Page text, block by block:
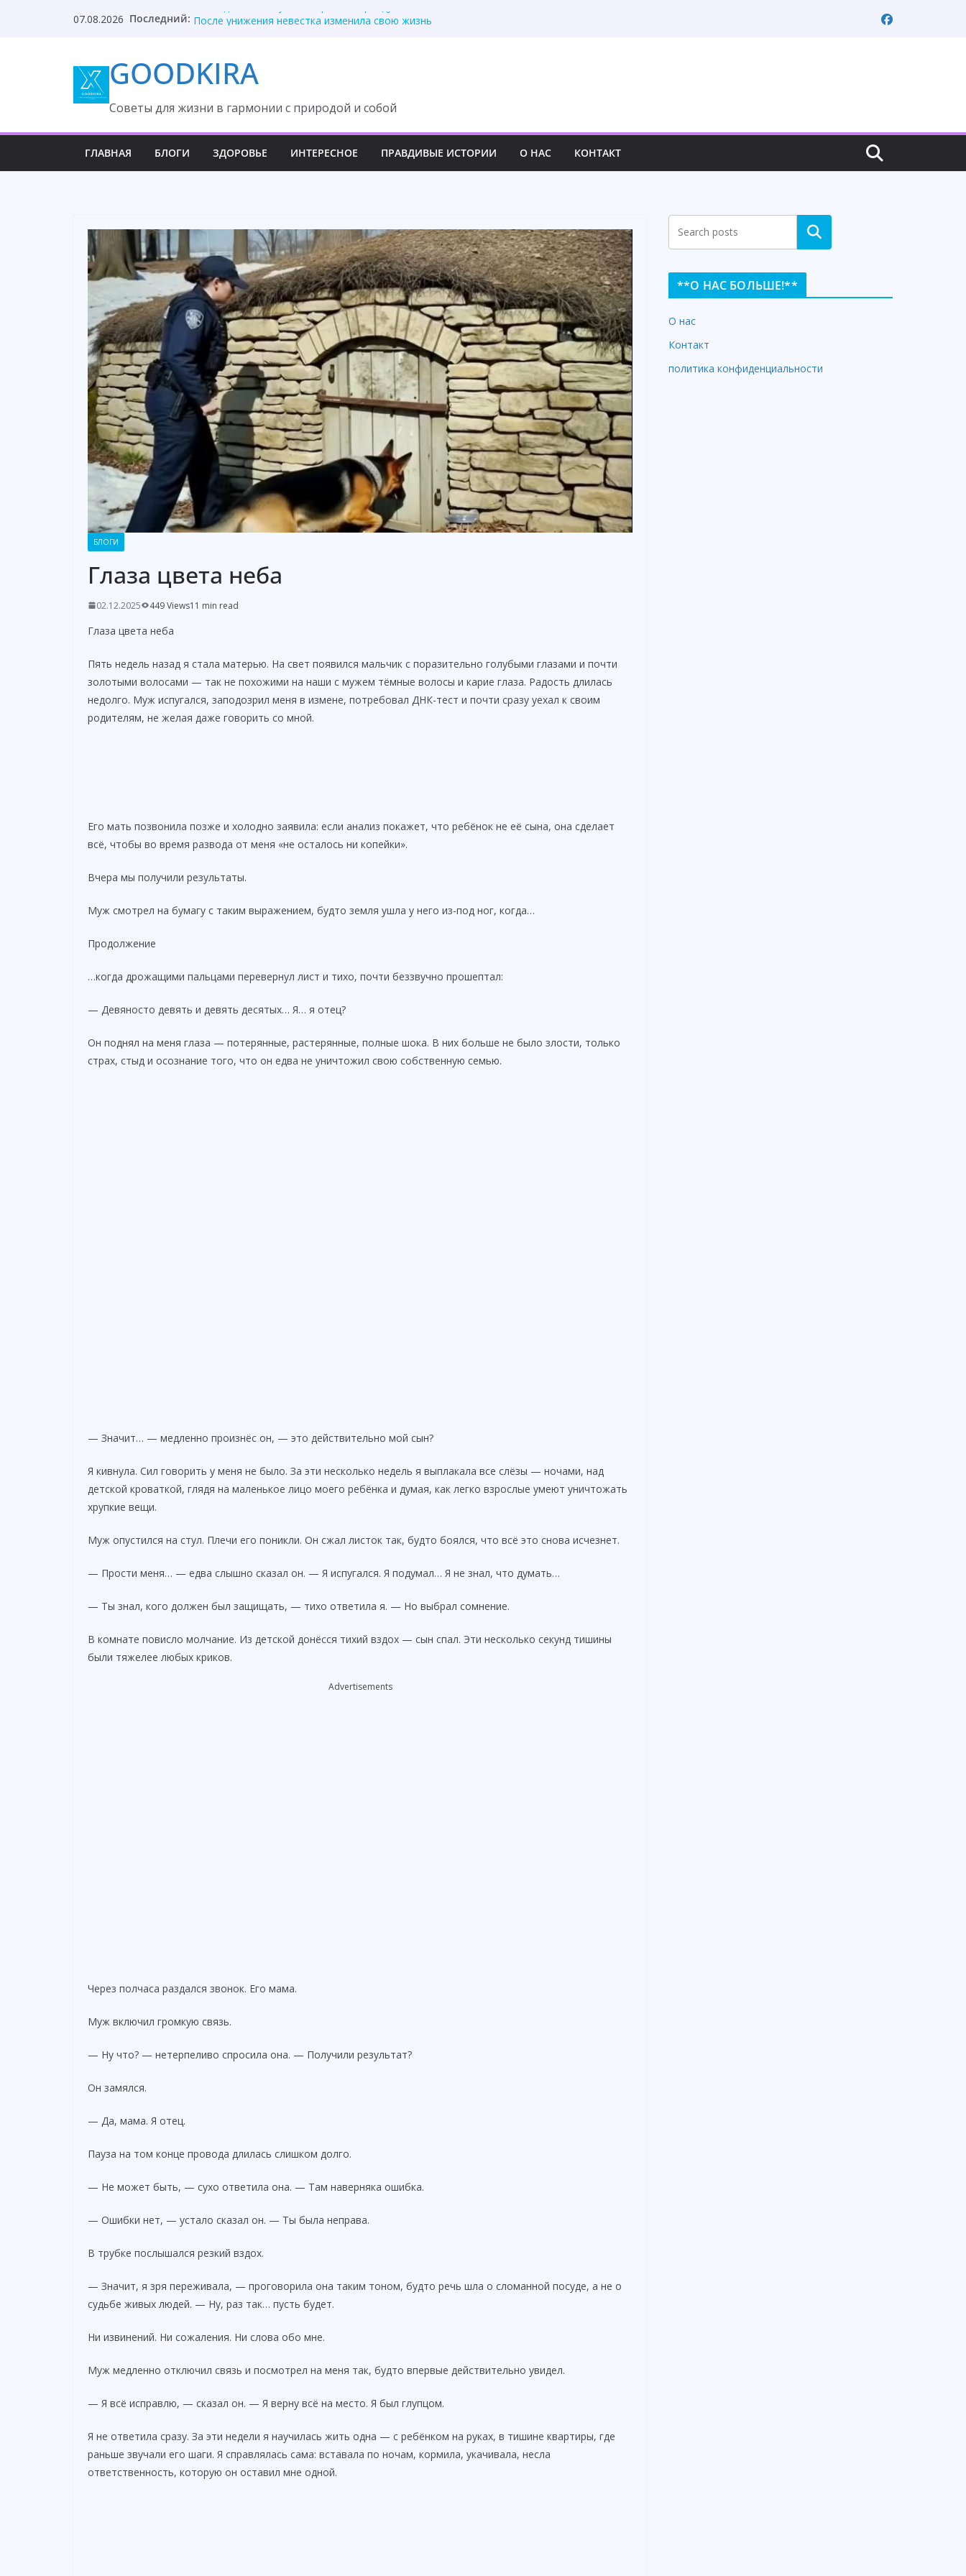
07.08.2026 Последний: Она ждала измену, но встретила правду
Они забыли, кто оплатил роскошный вечер
Один торт изменил судьбу семьи навсегда
GOODKIRA
Cоветы для жизни в гармонии с природой и собой
ГЛАВНАЯ БЛОГИ ЗДОРОВЬЕ ИНТЕРЕСНОЕ ПРАВДИВЫЕ ИСТОРИИ О НАС КОНТАКТ
БЛОГИ
Глаза цвета неба
02.12.2025 449 Views11 min read
Глаза цвета неба
Пять недель назад я стала матерью. На свет появился мальчик с поразительно голубыми глазами и почти
золотыми волосами — так не похожими на наши с мужем тёмные волосы и карие глаза. Радость длилась
недолго. Муж испугался, заподозрил меня в измене, потребовал ДНК-тест и почти сразу уехал к своим
родителям, не желая даже говорить со мной.
Его мать позвонила позже и холодно заявила: если анализ покажет, что ребёнок не её сына, она сделает
всё, чтобы во время развода от меня «не осталось ни копейки».
Вчера мы получили результаты.
Муж смотрел на бумагу с таким выражением, будто земля ушла у него из-под ног, когда…
Продолжение
…когда дрожащими пальцами перевернул лист и тихо, почти беззвучно прошептал:
— Девяносто девять и девять десятых… Я… я отец?
Он поднял на меня глаза — потерянные, растерянные, полные шока. В них больше не было злости, только
страх, стыд и осознание того, что он едва не уничтожил свою собственную семью.
— Значит… — медленно произнёс он, — это действительно мой сын?
Я кивнула. Сил говорить у меня не было. За эти несколько недель я выплакала все слёзы — ночами, над
детской кроваткой, глядя на маленькое лицо моего ребёнка и думая, как легко взрослые умеют уничтожать
хрупкие вещи.
Муж опустился на стул. Плечи его поникли. Он сжал листок так, будто боялся, что всё это снова исчезнет.
— Прости меня… — едва слышно сказал он. — Я испугался. Я подумал… Я не знал, что думать…
— Ты знал, кого должен был защищать, — тихо ответила я. — Но выбрал сомнение.
В комнате повисло молчание. Из детской донёсся тихий вздох — сын спал. Эти несколько секунд тишины
были тяжелее любых криков.
Advertisements
Через полчаса раздался звонок. Его мама.
Муж включил громкую связь.
— Ну что? — нетерпеливо спросила она. — Получили результат?
Он замялся.
— Да, мама. Я отец.
Пауза на том конце провода длилась слишком долго.
— Не может быть, — сухо ответила она. — Там наверняка ошибка.
— Ошибки нет, — устало сказал он. — Ты была неправа.
В трубке послышался резкий вздох.
— Значит, я зря переживала, — проговорила она таким тоном, будто речь шла о сломанной посуде, а не о
судьбе живых людей. — Ну, раз так… пусть будет.
Ни извинений. Ни сожаления. Ни слова обо мне.
Муж медленно отключил связь и посмотрел на меня так, будто впервые действительно увидел.
— Я всё исправлю, — сказал он. — Я верну всё на место. Я был глупцом.
Я не ответила сразу. За эти недели я научилась жить одна — с ребёнком на руках, в тишине квартиры, где
раньше звучали его шаги. Я справлялась сама: вставала по ночам, кормила, укачивала, несла
ответственность, которую он оставил мне одной.
Search
**О НАС БОЛЬШЕ!**
О нас
Контакт
политика конфиденциальности